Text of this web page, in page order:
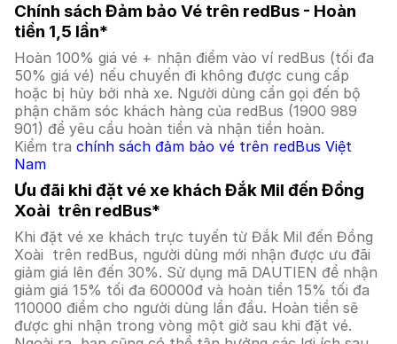
Chính sách Đảm bảo Vé trên redBus - Hoàn
tiền 1,5 lần*
Hoàn 100% giá vé + nhận điểm vào ví redBus (tối đa
50% giá vé) nếu chuyến đi không được cung cấp
hoặc bị hủy bởi nhà xe. Người dùng cần gọi đến bộ
phận chăm sóc khách hàng của redBus (1900 989
901) để yêu cầu hoàn tiền và nhận tiền hoàn.
Kiểm tra chính sách đảm bảo vé trên redBus Việt
Nam
Ưu đãi khi đặt vé xe khách Đắk Mil đến Đồng
Xoài trên redBus*
Khi đặt vé xe khách trực tuyến từ Đắk Mil đến Đồng
Xoài trên redBus, người dùng mới nhận được ưu đãi
giảm giá lên đến 30%. Sử dụng mã DAUTIEN để nhận
giảm giá 15% tối đa 60000đ và hoàn tiền 15% tối đa
110000 điểm cho người dùng lần đầu. Hoàn tiền sẽ
được ghi nhận trong vòng một giờ sau khi đặt vé.